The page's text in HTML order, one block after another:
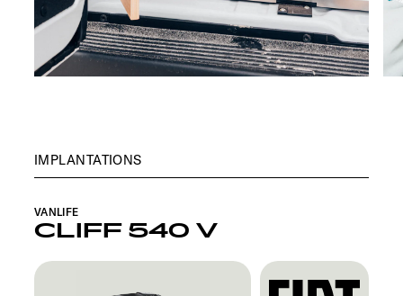
IMPLANTATIONS
CLIFF 540 V
VANLIFE